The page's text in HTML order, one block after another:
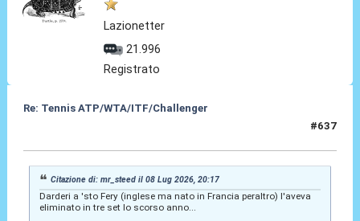
Lazionetter
21.996
Registrato
Re: Tennis ATP/WTA/ITF/Challenger
#637
Citazione di: mr_steed il 08 Lug 2026, 20:17
Darderi a 'sto Fery (inglese ma nato in Francia peraltro) l'aveva
eliminato in tre set lo scorso anno...